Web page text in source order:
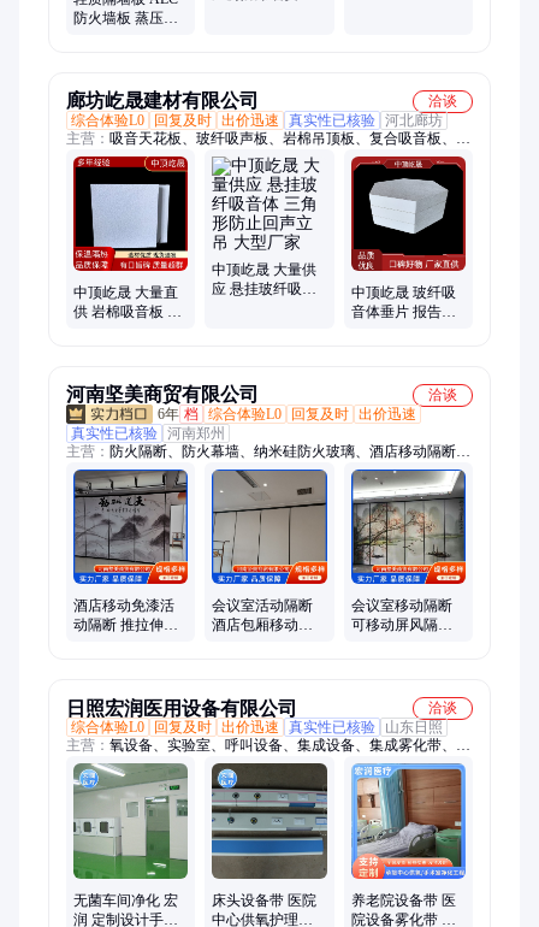
防火墙板 蒸压加
廊坊屹晟建材有限公司
洽谈
综合体验L0
回复及时 出价迅速 真实性已核验 河北廊坊
主营： 吸音天花板、玻纤吸声板、岩棉吊顶板、复合吸音板、吊
顶玻纤板、岩棉天花板、玻纤吸音板、岩棉吸音板、纤维吸音
板、吸音复合板、玻纤隔音板、复合天花板、复合吸声板、铝蜂
窝吸音板、复合铝吸音板、玻纤装饰吸音板、玻璃纤维吸声板
中顶屹晟 大量直
供 岩棉吸音板 高
中顶屹晟 大量供
应 悬挂玻纤吸音
中顶屹晟 玻纤吸
音体垂片 报告厅
河南坚美商贸有限公司
洽谈
6年 档 综合体验L0 回复及时 出价迅速
真实性已核验 河南郑州
主营： 防火隔断、防火幕墙、纳米硅防火玻璃、酒店移动隔断、
医院玻璃隔墙、玻璃隔墙、全钢防火玻璃隔断、高硼硅防火玻
璃、防火玻璃隔断、单玻防火隔断、高应力防火玻璃、钢制挂
板、商场防火玻璃隔断、办公楼防火玻璃隔断、钢化防火玻璃隔
断、玻璃隔断、活动隔断、复合防火玻璃、隔热防火玻璃、防火
玻璃、高硼硅防火隔断、隐框玻璃隔断、卫生间玻璃隔断门、折
叠隔断、活动屏风
酒店移动免漆活
动隔断 推拉伸缩
会议室活动隔断
酒店包厢移动折
会议室移动隔断
可移动屏风隔音
日照宏润医用设备有限公司
洽谈
综合体验L0
回复及时 出价迅速 真实性已核验
山东日照
主营： 氧设备、实验室、呼叫设备、集成设备、集成雾化带、氧
气终端、集中供氧、雾化设备、防撞扶手、呼叫主机、气体终
端、洁净系统、隔离病房、坐便扶手、走廊显示屏、医用设备
带、无菌手术室、病房铝合金、诊所设备带、移动输液架、壁画
终端箱、数显报警器、无线呼叫器、卫生间扶手、病房设备带
无菌车间净化 宏
润 定制设计手术
床头设备带 医院
中心供氧护理带
养老院设备带 医
院设备雾化带 医